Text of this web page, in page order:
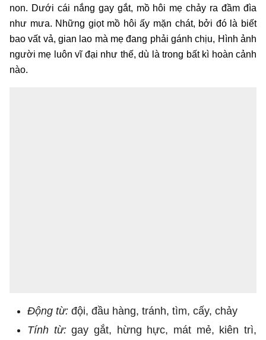
non. Dưới cái nắng gay gắt, mồ hôi mẹ chảy ra đầm đìa
như mưa. Những giọt mồ hôi ấy mặn chát, bởi đó là biết
bao vất vả, gian lao mà mẹ đang phải gánh chịu, Hình ảnh
người mẹ luôn vĩ đại như thế, dù là trong bất kì hoàn cảnh
nào.
Động từ: đội, đầu hàng, tránh, tìm, cấy, chảy
Tính từ:gay gắt, hừng hực, mát mẻ, kiên trì,